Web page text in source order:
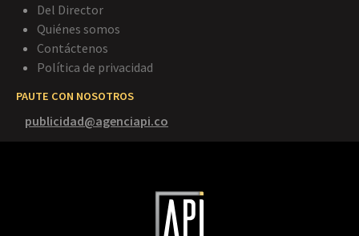
Del Director
Quiénes somos
Contáctenos
Política de privacidad
PAUTE CON NOSOTROS
publicidad@agenciapi.co